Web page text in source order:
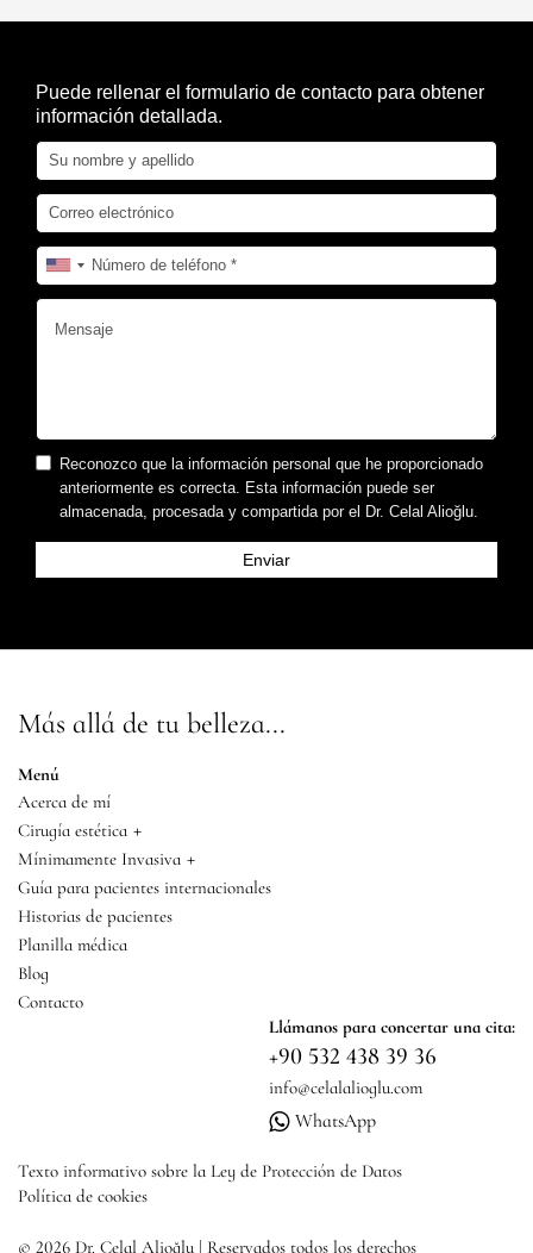
Puede rellenar el formulario de contacto para obtener
información detallada.
Reconozco que la información personal que he proporcionado
anteriormente es correcta. Esta información puede ser
almacenada, procesada y compartida por el Dr. Celal Alioğlu.
Más allá de tu belleza...
Menú
Acerca de mí
Cirugía estética +
Mínimamente Invasiva +
Guía para pacientes internacionales
Historias de pacientes
Planilla médica
Blog
Contacto
Llámanos para concertar una cita:
+90 532 438 39 36
info@celalalioglu.com
WhatsApp
Texto informativo sobre la Ley de Protección de Datos
Política de cookies
© 2026 Dr. Celal Alioğlu | Reservados todos los derechos